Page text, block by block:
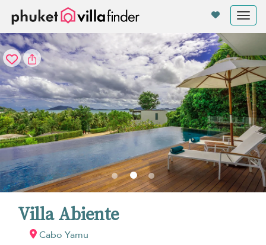
Villa Abiente
Cabo Yamu
Panel de gestión de cookies